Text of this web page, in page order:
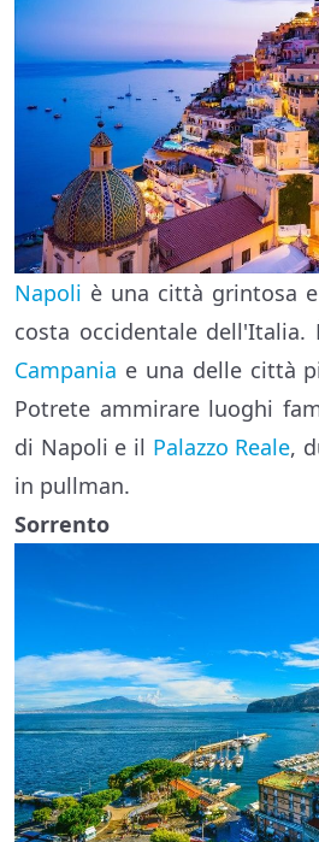
Napoli è una città grintosa
costa occidentale dell'Italia.
Campania e una delle città
Potrete ammirare luoghi
di Napoli e il Palazzo Reale,
in pullman.
Sorrento